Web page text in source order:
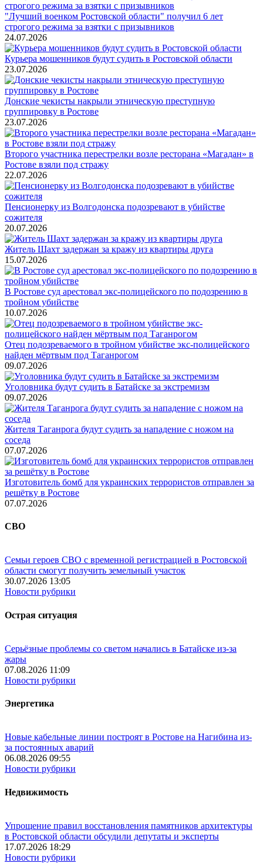
"Лучший военком Ростовской области" получил 6 лет
строгого режима за взятки с призывников
24.07.2026
Курьера мошенников будут судить в Ростовской области
23.07.2026
Донские чекисты накрыли этническую преступную
группировку в Ростове
23.07.2026
Второго участника перестрелки возле ресторана «Магадан» в
Ростове взяли под стражу
22.07.2026
Пенсионерку из Волгодонска подозревают в убийстве
сожителя
20.07.2026
Житель Шахт задержан за кражу из квартиры друга
15.07.2026
В Ростове суд арестовал экс-полицейского по подозрению в
тройном убийстве
10.07.2026
Отец подозреваемого в тройном убийстве экс-полицейского
найден мёртвым под Таганрогом
09.07.2026
Уголовника будут судить в Батайске за экстремизм
09.07.2026
Жителя Таганрога будут судить за нападение с ножом на
соседа
07.07.2026
Изготовитель бомб для украинских террористов отправлен за
решётку в Ростове
07.07.2026
СВО
Семьи героев СВО с временной регистрацией в Ростовской
области смогут получить земельный участок
30.07.2026 13:05
Новости рубрики
Острая ситуация
Серьёзные проблемы со светом начались в Батайске из-за
жары
07.08.2026 11:09
Новости рубрики
Энергетика
Новые кабельные линии построят в Ростове на Нагибина из-
за постоянных аварий
06.08.2026 09:55
Новости рубрики
Недвижимость
Упрощение правил восстановления памятников архитектуры
в Ростовской области обсудили депутаты и эксперты
17.07.2026 18:29
Новости рубрики